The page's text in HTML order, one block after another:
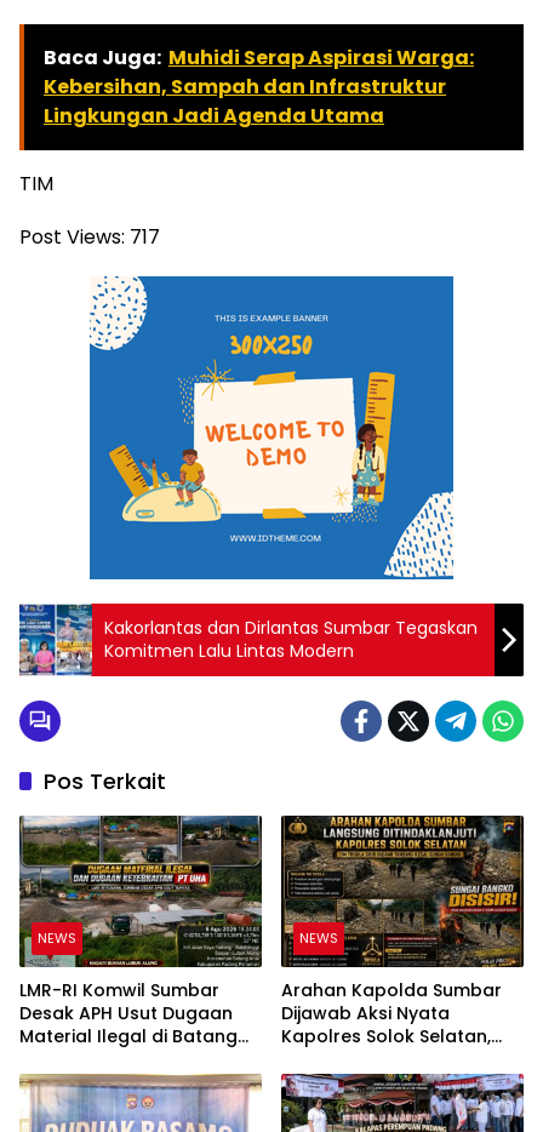
Baca Juga: Muhidi Serap Aspirasi Warga:
Kebersihan, Sampah dan Infrastruktur
Lingkungan Jadi Agenda Utama
TIM
Post Views: 717
Kakorlantas dan Dirlantas Sumbar Tegaskan
Komitmen Lalu Lintas Modern
Pos Terkait
NEWS
LMR-RI Komwil Sumbar
Desak APH Usut Dugaan
Material Ilegal di Batang
PT UHA Diminta Diselidiki
Tuntas
NEWS
Arahan Kapolda Sumbar
Dijawab Aksi Nyata
Kapolres Solok Selatan,
Bukan Sekadar Slogan